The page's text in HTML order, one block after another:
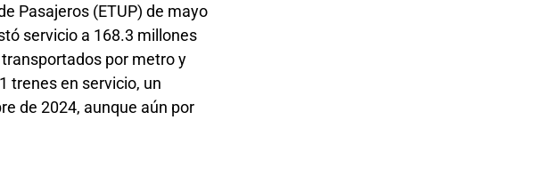
Pasajeros (ETUP) de mayo
servicio a 168.3 millones
por metro y
trenes en servicio, un
de 2024, aunque aún por